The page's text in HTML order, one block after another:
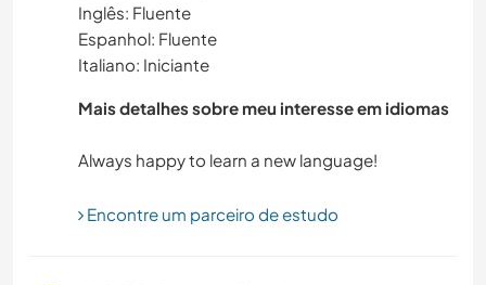
CULTURA
MÚSICA
Inglês: Fluente
Espanhol: Fluente
Italiano: Iniciante
Mais detalhes sobre meu interesse em idiomas
Encontre um parceiro de estudo